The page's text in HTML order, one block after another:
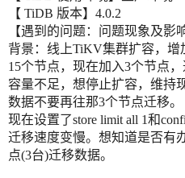
【 TiDB 版本】4.0.2
【遇到的问题：问题现象及影
背景：线上TiKV集群扩容，
15个节点，现在加入3个节点
容量不足，想停止扩容，维持
数据不要再往那3个节点迁移。
现在设置了store limit all 1和
迁移速度变慢。想知道是否有
点(3台)迁移数据。